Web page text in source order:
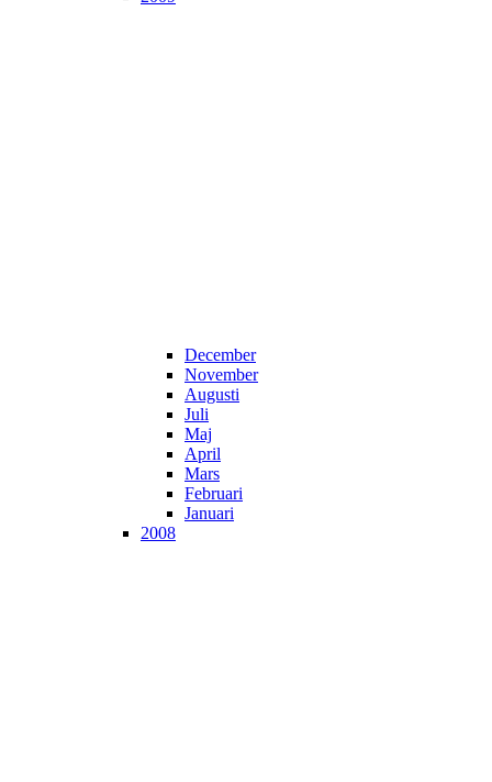
December
November
Augusti
Juli
Maj
April
Mars
Februari
Januari
2008